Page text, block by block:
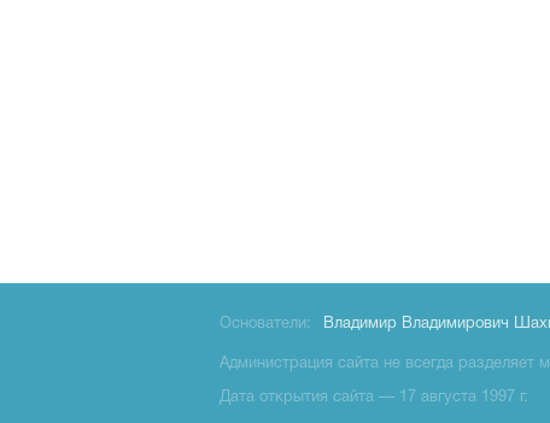
Основатели: Владимир Владимирович
Администрация сайта не всегда разделяет
Дата открытия сайта — 17 августа 1997 г.